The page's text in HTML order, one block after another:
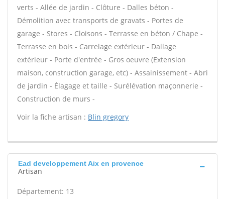
verts - Allée de jardin - Clôture - Dalles béton -
Démolition avec transports de gravats - Portes de
garage - Stores - Cloisons - Terrasse en béton / Chape -
Terrasse en bois - Carrelage extérieur - Dallage
extérieur - Porte d'entrée - Gros oeuvre (Extension
maison, construction garage, etc) - Assainissement - Abri
de jardin - Élagage et taille - Surélévation maçonnerie -
Construction de murs -
Voir la fiche artisan : Blin gregory
Ead developpement Aix en provence
Artisan
Département: 13